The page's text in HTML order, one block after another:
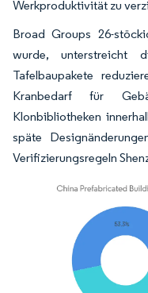
Werkproduktivität zu
Broad Groups 26-
wurde, unterstreicht
Tafelbaupakete
Kranbedarf für
Klonbibliotheken
späte
Verifizierungsregeln